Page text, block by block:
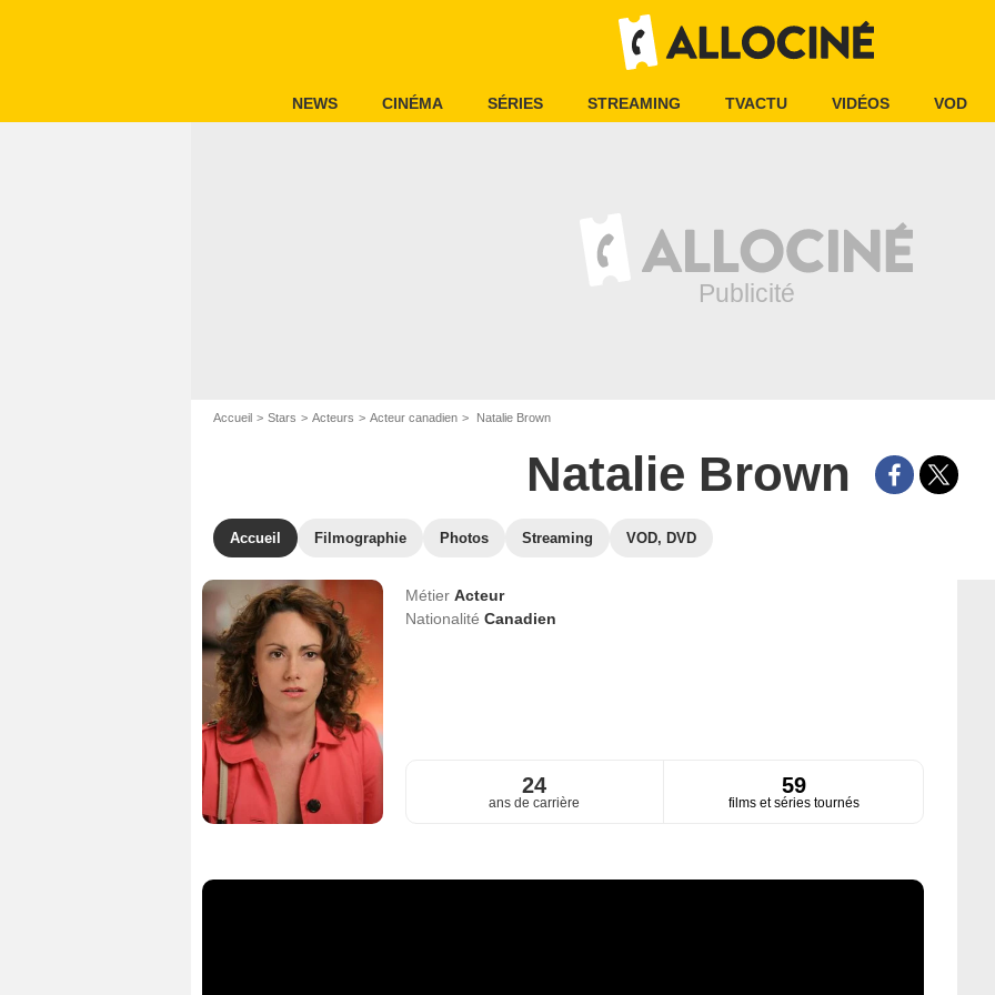
NEWS CINÉMA SÉRIES STREAMING TVACTU VIDÉOS VOD
Accueil Stars Acteurs Acteur canadien Natalie Brown
Natalie Brown
Accueil Filmographie Photos Streaming VOD, DVD
Métier Acteur
Nationalité Canadien
24
ans de carrière
59
films et séries tournés